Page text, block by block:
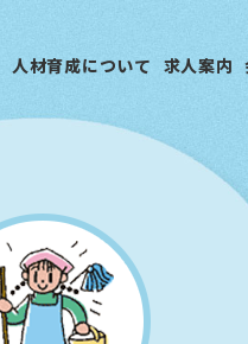
人材育成について 求人案内